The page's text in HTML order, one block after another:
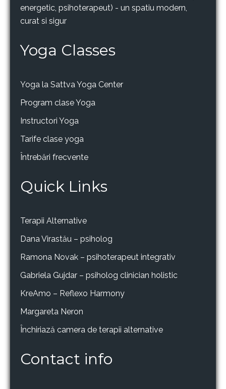
energetic, psihoterapeut) - un spatiu modern,
curat si sigur
Yoga Classes
Yoga la Sattva Yoga Center
Program clase Yoga
Instructori Yoga
Tarife clase yoga
Întrebări frecvente
Quick Links
Terapii Alternative
Dana Virastău – psiholog
Ramona Novak – psihoterapeut integrativ
Gabriela Gujdar – psiholog clinician holistic
KreAmo – Reflexo Harmony
Margareta Neron
Închiriază camera de terapii alternative
Contact info